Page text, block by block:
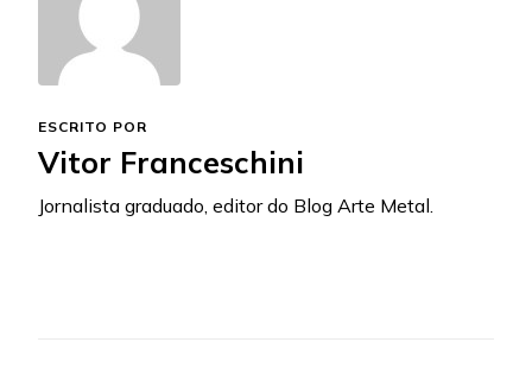
ESCRITO POR
Vitor Franceschini
Jornalista graduado, editor do Blog Arte Metal.